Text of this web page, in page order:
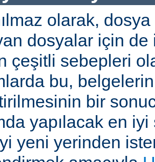
olarak,
dosyalar için de
çeşitli sebepleri
bu,
bir
yapılacak en
yeni yerinden